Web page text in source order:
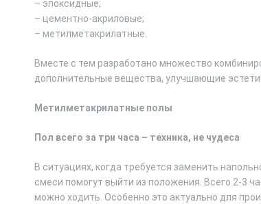
– эпоксидные;
– цементно-акриловые;
– метилметакрилатные.
Вместе с тем разработано множество
дополнительные вещества, улучшающие
Метилметакрилатные полы
Пол всего за три часа – техника, не чудеса
В ситуациях, когда требуется заменить
смеси помогут выйти из положения. Всего 2-3
можно ходить. Особенно это актуально для